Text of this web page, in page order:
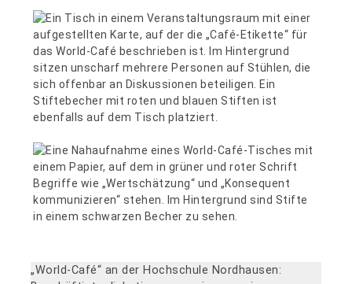
„World-Café“ an der Hochschule Nordhausen: